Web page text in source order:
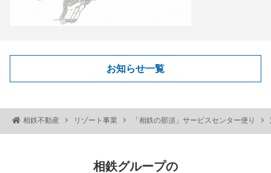
相鉄不動産 リゾート事業 「相鉄の那須」サービスセンター便り
お知らせ一覧
相鉄グループの